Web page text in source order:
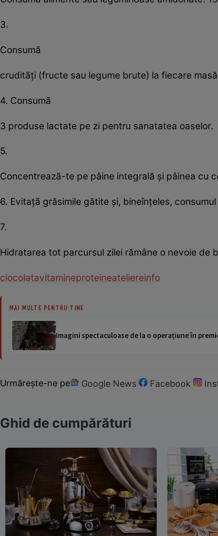
3.
Consumã
cruditãţi (fructe sau legume brute) la fiecare
4. Consumã
3 produse lactate pe zi pentru sanatatea oaselor.
5.
Concentreazã-te pe pâine integrală şi pâinea cu
6. Evitaţã grăsimile gătite şi, bineînţeles,
7.
Hidratarea tot parcursul zilei rămâne o nevoie de
ciocolatavitamineproteineateliereinfo
MAI MULTE PENTRU TINE
Imagini spectaculoase de la o operațiune în
Urmărește-ne pe Google News Facebook
Ghid de cumpărături